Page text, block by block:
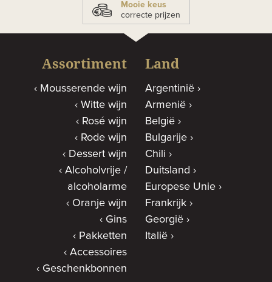
Mooie keus
correcte prijzen
Assortiment
Mousserende wijn
Witte wijn
Rosé wijn
Rode wijn
Dessert wijn
Alcoholvrije /
alcoholarme
Oranje wijn
Gins
Pakketten
Accessoires
Geschenkbonnen
Land
Argentinië
Armenië
België
Bulgarije
Chili
Duitsland
Europese Unie
Frankrijk
Georgië
Italië